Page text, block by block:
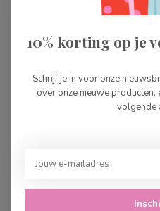
Brio Starter
Op voorraad
Brio Lange
Brio
10% korting op je
Schrijf je in voor onze
over onze nieuwe
volgende